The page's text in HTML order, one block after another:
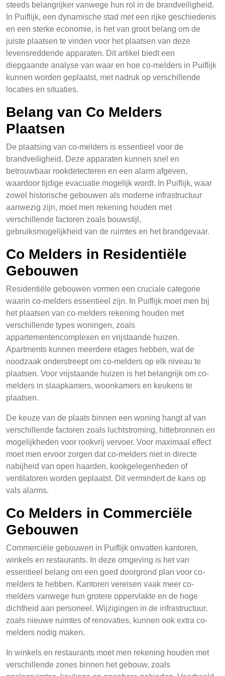
steeds belangrijker vanwege hun rol in de brandveiligheid.
In Puiflijk, een dynamische stad met een rijke geschiedenis
en een sterke economie, is het van groot belang om de
juiste plaatsen te vinden voor het plaatsen van deze
levensreddende apparaten. Dit artikel biedt een
diepgaande analyse van waar en hoe co-melders in Puiflijk
kunnen worden geplaatst, met nadruk op verschillende
locaties en situaties.
Belang van Co Melders
Plaatsen
De plaatsing van co-melders is essentieel voor de
brandveiligheid. Deze apparaten kunnen snel en
betrouwbaar rookdetecteren en een alarm afgeven,
waardoor tijdige evacuatie mogelijk wordt. In Puiflijk, waar
zowel historische gebouwen als moderne infrastructuur
aanwezig zijn, moet men rekening houden met
verschillende factoren zoals bouwstijl,
gebruiksmogelijkheid van de ruimtes en het brandgevaar.
Co Melders in Residentiële
Gebouwen
Residentiële gebouwen vormen een cruciale categorie
waarin co-melders essentieel zijn. In Puiflijk moet men bij
het plaatsen van co-melders rekening houden met
verschillende types woningen, zoals
appartementencomplexen en vrijstaande huizen.
Apartments kunnen meerdere etages hebben, wat de
noodzaak onderstreept om co-melders op elk niveau te
plaatsen. Voor vrijstaande huizen is het belangrijk om co-
melders in slaapkamers, woonkamers en keukens te
plaatsen.
De keuze van de plaats binnen een woning hangt af van
verschillende factoren zoals luchtstroming, hittebronnen en
mogelijkheden voor rookvrij vervoer. Voor maximaal effect
moet men ervoor zorgen dat co-melders niet in directe
nabijheid van open haarden, kookgelegenheden of
ventilatoren worden geplaatst. Dit vermindert de kans op
vals alarms.
Co Melders in Commerciële
Gebouwen
Commerciële gebouwen in Puiflijk omvatten kantoren,
winkels en restaurants. In deze omgeving is het van
essentieel belang om een goed doorgrond plan voor co-
melders te hebben. Kantoren vereisen vaak meer co-
melders vanwege hun grotere oppervlakte en de hoge
dichtheid aan personeel. Wijzigingen in de infrastructuur,
zoals nieuwe ruimtes of renovaties, kunnen ook extra co-
melders nodig maken.
In winkels en restaurants moet men rekening houden met
verschillende zones binnen het gebouw, zoals